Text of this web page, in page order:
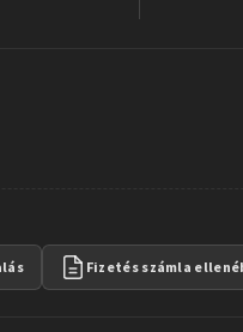
Fizetés számla